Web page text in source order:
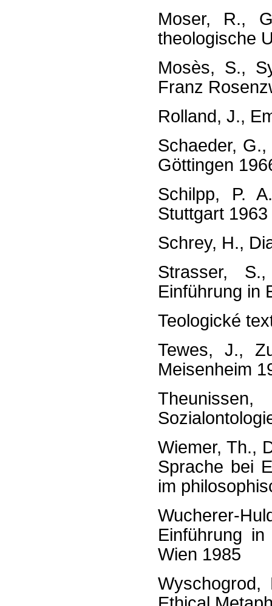
Moser, R.,
theologische
Mosès, S.,
Franz
Rolland, J.,
Schaeder,
Göttingen
Schilpp, P.
Stuttgart 1963
Schrey, H.,
Strasser,
Einführung in
Teologické
Tewes, J.,
Meisenheim
Wiemer, Th.,
Sprache bei
im
Wucherer-
Einführung
Wien 1985